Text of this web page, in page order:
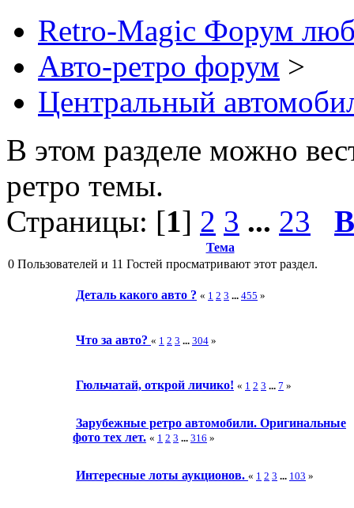
Retro-Magic Форум
Авто-ретро форум >
Центральный
В этом разделе можно
ретро темы.
Страницы: [1] 2 3 ... 23
Тема
0 Пользователей и 11 Гостей просматривают этот раздел.
Деталь какого авто ? « 1 2 3 ... 455 »
Что за авто? « 1 2 3 ... 304 »
Гюльчатай, открой личико! « 1 2 3 ... 7 »
Зарубежные ретро автомобили. Оригинальные
фото тех лет. « 1 2 3 ... 316 »
Интересные лоты аукционов. « 1 2 3 ... 103 »